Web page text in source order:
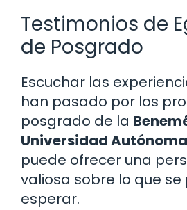
Testimonios de
de Posgrado
Escuchar las
han pasado por los
posgrado de la
Universidad
puede ofrecer una
valiosa sobre lo que se
esperar.